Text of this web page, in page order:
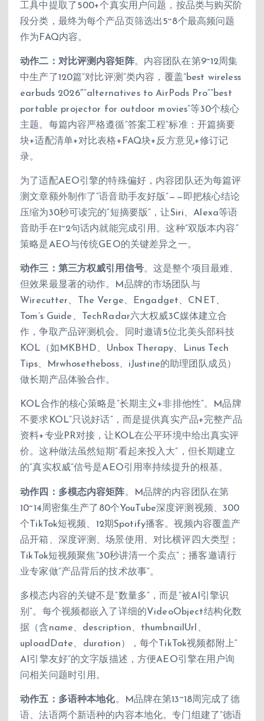
工具中提取了500+个真实用户问题，按品类与购买阶
段分类，最终为每个产品页筛选出5~8个最高频问题
作为FAQ内容。
动作二：对比评测内容矩阵。内容团队在第9~12周集
中生产了120篇”对比评测”类内容，覆盖”best wireless
earbuds 2026″”alternatives to AirPods Pro””best
portable projector for outdoor movies”等30个核心
主题。每篇内容严格遵循”答案工程”标准：开篇摘要
块+适配清单+对比表格+FAQ块+反方意见+修订记
录。
为了适配AEO引擎的特殊偏好，内容团队还为每篇评
测文章额外制作了”语音助手友好版”——即把核心结论
压缩为30秒可读完的”短摘要版”，让Siri、Alexa等语
音助手在1~2句话内就能完成引用。这种”双版本内容”
策略是AEO与传统GEO的关键差异之一。
动作三：第三方权威引用信号。这是整个项目最难、
但效果最显著的动作。M品牌的市场团队与
Wirecutter、The Verge、Engadget、CNET、
Tom’s Guide、TechRadar六大权威3C媒体建立合
作，争取产品评测机会。同时邀请5位北美头部科技
KOL（如MKBHD、Unbox Therapy、Linus Tech
Tips、Mrwhosetheboss、iJustine的助理团队成员）
做长期产品体验合作。
KOL合作的核心策略是”长期主义+非排他性”。M品牌
不要求KOL”只说好话”，而是提供真实产品+完整产品
资料+专业PR对接，让KOL在公平环境中给出真实评
价。这种做法虽然短期”看起来投入大”，但长期建立
的”真实权威”信号是AEO引用率持续提升的根基。
动作四：多模态内容矩阵。M品牌的内容团队在第
10~14周密集生产了80个YouTube深度评测视频、300
个TikTok短视频、12期Spotify播客。视频内容覆盖产
品开箱、深度评测、场景使用、对比横评四大类型；
TikTok短视频聚焦”30秒讲清一个卖点”；播客邀请行
业专家做”产品背后的技术故事”。
多模态内容的关键不是”数量多”，而是”被AI引擎识
别”。每个视频都嵌入了详细的VideoObject结构化数
据（含name、description、thumbnailUrl、
uploadDate、duration），每个TikTok视频都附上”
AI引擎友好”的文字版描述，方便AEO引擎在用户询
问相关问题时引用。
动作五：多语种本地化。M品牌在第13~18周完成了德
语、法语两个新语种的内容本地化。专门组建了”德语